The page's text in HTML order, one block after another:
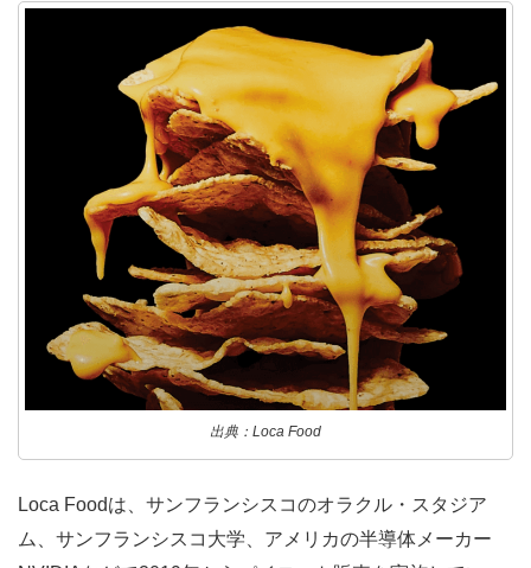
出典：Loca Food
Loca Foodは、サンフランシスコのオラクル・スタジア
ム、サンフランシスコ大学、アメリカの半導体メーカー